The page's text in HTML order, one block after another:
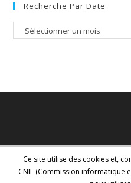
Recherche Par Date
Recherche
Ce site utilise des cookies et,
CNIL (Commission informatique